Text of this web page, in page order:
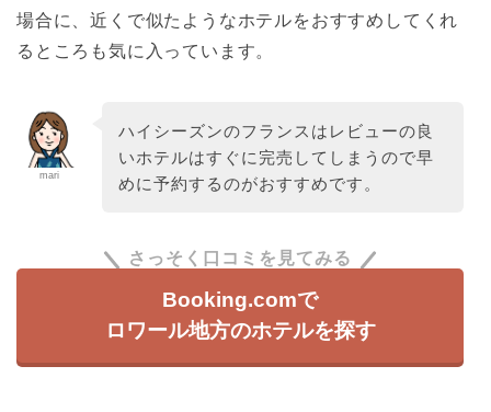
場合に、近くで似たようなホテルをおすすめしてくれ
るところも気に入っています。
mari
ハイシーズンのフランスはレビューの良
いホテルはすぐに完売してしまうので早
めに予約するのがおすすめです。
さっそく口コミを見てみる
Booking.comで
ロワール地方のホテルを探す